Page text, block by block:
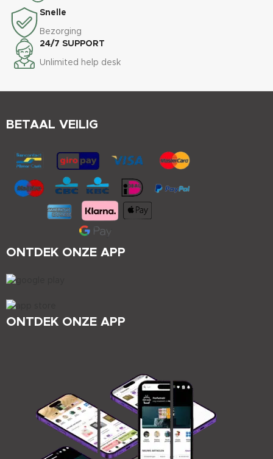
Snelle
Bezorging
24/7 SUPPORT
Unlimited help desk
ONTDEK ONZE APP
ONTDEK ONZE APP
BETAAL VEILIG